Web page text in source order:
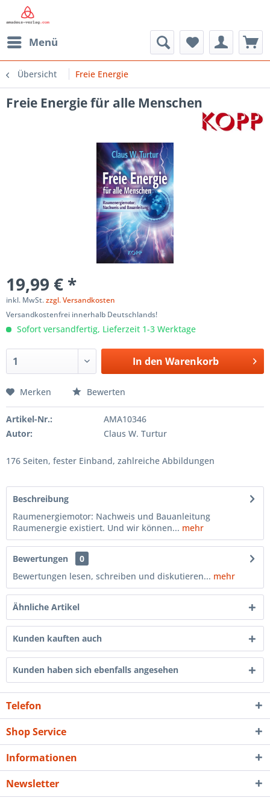
Menü
Übersicht Freie Energie
Freie Energie für alle Menschen
19,99 € *
inkl. MwSt.zzgl. Versandkosten
Versandkostenfrei innerhalb Deutschlands!
Sofort versandfertig, Lieferzeit 1-3 Werktage
In den Warenkorb
Merken Bewerten
Artikel-Nr.:
AMA10346
Autor:
Claus W. Turtur
176 Seiten, fester Einband, zahlreiche Abbildungen
Beschreibung
Raumenergiemotor: Nachweis und Bauanleitung
Raumenergie existiert. Und wir können... mehr
Bewertungen
0
Bewertungen lesen, schreiben und diskutieren... mehr
Ähnliche Artikel
Kunden kauften auch
Kunden haben sich ebenfalls angesehen
Telefon
Shop Service
Informationen
Newsletter